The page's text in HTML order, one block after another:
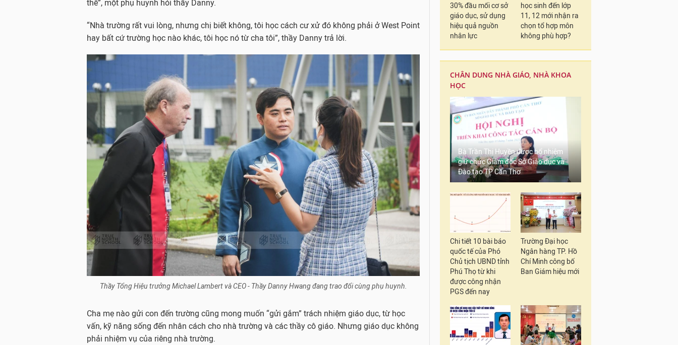
thế”, một phụ huynh hỏi thầy Danny.
“Nhà trường rất vui lòng, nhưng chị biết không, tôi học cách cư xử đó không phải ở West Point
hay bất cứ trường học nào khác, tôi học nó từ cha tôi”, thầy Danny trả lời.
Thầy Tổng Hiệu trưởng Michael Lambert và CEO - Thầy Danny Hwang đang trao đổi cùng phụ huynh.
Cha mẹ nào gửi con đến trường cũng mong muốn “gửi gắm” trách nhiệm giáo dục, từ học
vấn, kỹ năng sống đến nhân cách cho nhà trường và các thầy cô giáo. Nhưng giáo dục không
phải nhiệm vụ của riêng nhà trường.
30% đầu mối cơ sở
giáo dục, sử dụng
hiệu quả nguồn
nhân lực
học sinh đến lớp
11, 12 mới nhận ra
chọn tổ hợp môn
không phù hợp?
CHÂN DUNG NHÀ GIÁO, NHÀ KHOA
HỌC
Bà Trần Thị Huyền được bổ nhiệm
giữ chức Giám đốc Sở Giáo dục và
Đào tạo TP Cần Thơ
Chi tiết 10 bài báo
quốc tế của Phó
Chủ tịch UBND tỉnh
Phú Thọ từ khi
được công nhận
PGS đến nay
Trường Đại học
Ngân hàng TP. Hồ
Chí Minh công bố
Ban Giám hiệu mới